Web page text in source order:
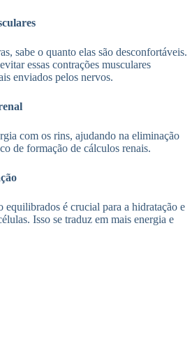
sabe o quanto elas são desconfortáveis.
essas contrações musculares
enviados pelos nervos.
com os rins, ajudando na eliminação
de formação de cálculos renais.
equilibrados é crucial para a hidratação e
Isso se traduz em mais energia e